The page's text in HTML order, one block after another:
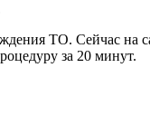
ТО. Сейчас на
за 20 минут.